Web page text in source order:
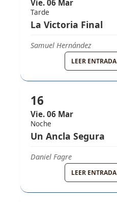
Vie. 06 Mar
Tarde
La Victoria Final
Samuel Hernández
LEER ENTRADA
16
Vie. 06 Mar
Noche
Un Ancla Segura
Daniel Fagre
LEER ENTRADA